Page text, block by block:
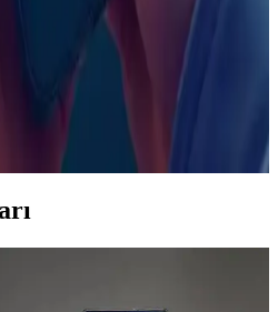
Tehlikesi ve Korunma
Rehber
düşürüp gizliliği tehlikeye atan
kullanımı ve antivirüs ile
içerir.